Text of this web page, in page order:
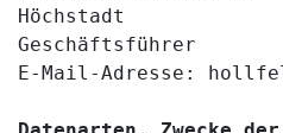
Höchstadt
Geschäftsführer
E-Mail-Adresse: